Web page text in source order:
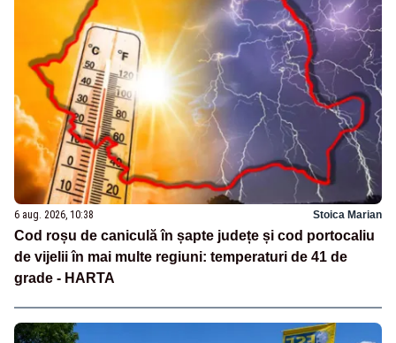
6 aug. 2026, 10:38 Stoica Marian
Cod roșu de caniculă în șapte județe și cod portocaliu
de vijelii în mai multe regiuni: temperaturi de 41 de
grade - HARTA